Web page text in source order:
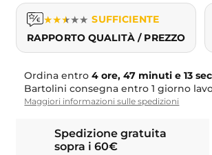
★★★★★ SUFFICIENTE
RAPPORTO QUALITÀ / PREZZO
Ordina entro4 ore, 47 minuti e 12
Bartolini consegna entro 1 giorno
Maggiori informazioni sulle spedizioni
Spedizione gratuita
sopra i 60€